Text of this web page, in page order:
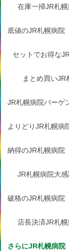
在庫一掃JR札
底値のJR札幌病院
セットでお得な
まとめ買いJR
JR札幌病院バーゲ
よりどりJR札幌病
納得のJR札幌病院
JR札幌病院大
破格のJR札幌病院
店長決済JR札
さらにJR札幌病院